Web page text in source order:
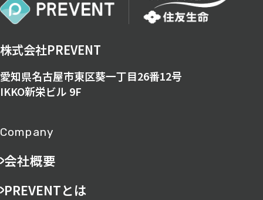
株式会社PREVENT
愛知県名古屋市東区葵一丁目26番12号
IKKO新栄ビル 9F
Company
会社概要
PREVENTとは